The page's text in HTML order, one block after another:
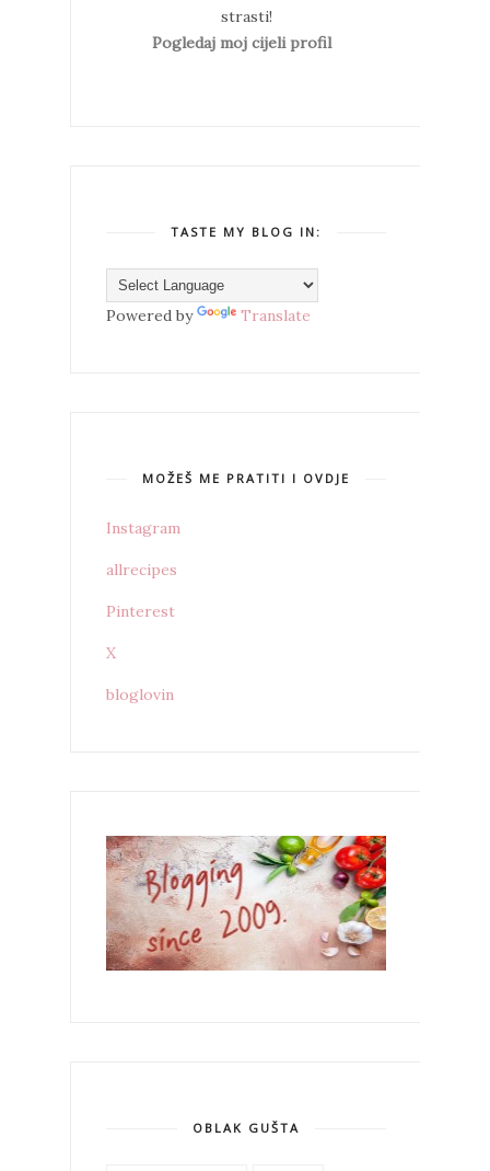
strasti!
Pogledaj moj cijeli profil
TASTE MY BLOG IN:
Powered by Translate
MOŽEŠ ME PRATITI I OVDJE
Instagram
allrecipes
Pinterest
X
bloglovin
OBLAK GUŠTA